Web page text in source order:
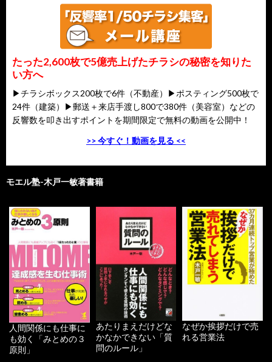
たった2,600枚で5億売上げたチラシの秘密を知りた
い方へ
▶チラシボックス200枚で6件（不動産）▶ポスティング500枚で
24件（建築）▶郵送＋来店手渡し800で380件（美容室）などの
反響数を叩き出すポイントを期間限定で無料の動画を公開中！
>> 今すぐ！動画を見る <<
モエル塾-木戸一敏著書籍
人間関係にも仕事に
も効く「みとめの３
原則」
あたりまえだけどな
かなかできない「質
問のルール」
なぜか挨拶だけで売
れる営業法